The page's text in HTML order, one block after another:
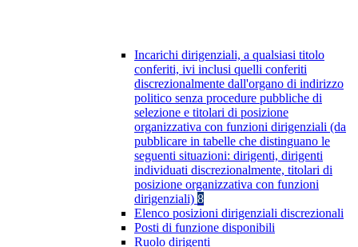
Incarichi dirigenziali, a qualsiasi titolo
conferiti, ivi inclusi quelli conferiti
discrezionalmente dall'organo di indirizzo
politico senza procedure pubbliche di
selezione e titolari di posizione
organizzativa con funzioni dirigenziali (da
pubblicare in tabelle che distinguano le
seguenti situazioni: dirigenti, dirigenti
individuati discrezionalmente, titolari di
posizione organizzativa con funzioni
dirigenziali) 8
Elenco posizioni dirigenziali discrezionali
Posti di funzione disponibili
Ruolo dirigenti